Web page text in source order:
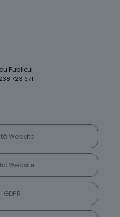
Publicul
723 371
Website
Website
GDPR